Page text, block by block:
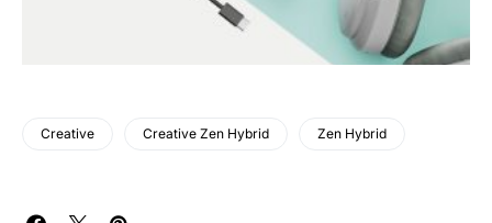
Creative Creative Zen Hybrid Zen Hybrid